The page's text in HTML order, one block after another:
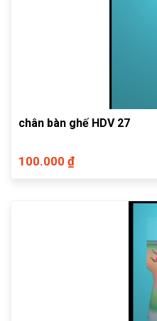
chân bàn ghế HDV 27
100.000 ₫